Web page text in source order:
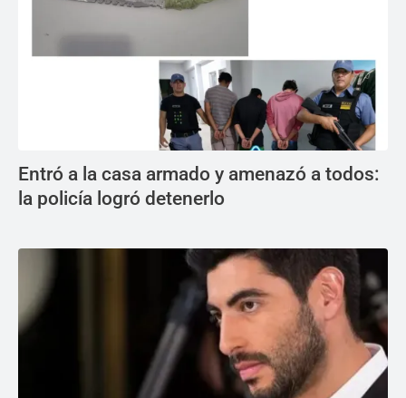
Entró a la casa armado y amenazó a todos:
la policía logró detenerlo